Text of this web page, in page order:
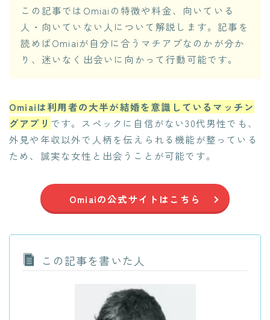
この記事ではOmiaiの特徴や料金、向いている
人・向いていない人について解説します。記事を
読めばOmiaiが自分に合うマチアプなのかが分か
り、迷いなく出会いに向かって行動可能です。
Omiaiは利用者の大半が結婚を意識しているマッチン
グアプリ です。スペックに自信がない30代男性でも、
外見や年収以外で人柄を伝えられる機能が整っている
ため、誠実な女性と出会うことが可能です。
Omiaiの公式サイトはこちら
この記事を書いた人